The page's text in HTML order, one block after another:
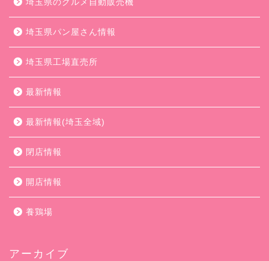
埼玉県のグルメ自動販売機
埼玉県パン屋さん情報
埼玉県工場直売所
最新情報
最新情報(埼玉全域)
閉店情報
開店情報
養鶏場
アーカイブ